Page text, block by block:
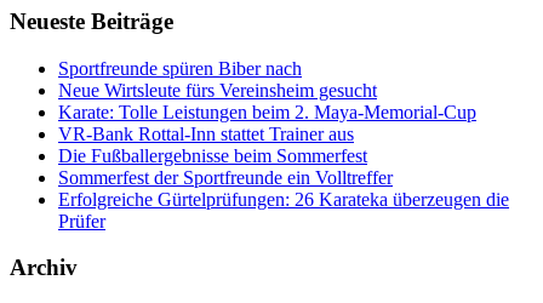
Neueste Beiträge
Sportfreunde spüren Biber nach
Neue Wirtsleute fürs Vereinsheim gesucht
Karate: Tolle Leistungen beim 2. Maya-Memorial-Cup
VR-Bank Rottal-Inn stattet Trainer aus
Die Fußballergebnisse beim Sommerfest
Sommerfest der Sportfreunde ein Volltreffer
Erfolgreiche Gürtelprüfungen: 26 Karateka überzeugen die
Prüfer
Archiv